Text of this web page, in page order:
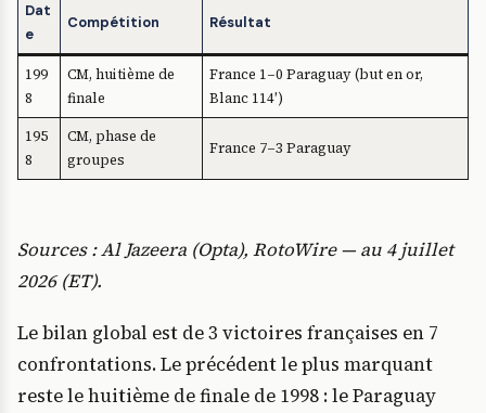
Dat
e
Compétition Résultat
199
8
CM, huitième de
finale
France 1–0 Paraguay (but en or,
Blanc 114′)
195
8
CM, phase de
groupes
France 7–3 Paraguay
Sources : Al Jazeera (Opta), RotoWire — au 4 juillet
2026 (ET).
Le bilan global est de 3 victoires françaises en 7
confrontations. Le précédent le plus marquant
reste le huitième de finale de 1998 : le Paraguay